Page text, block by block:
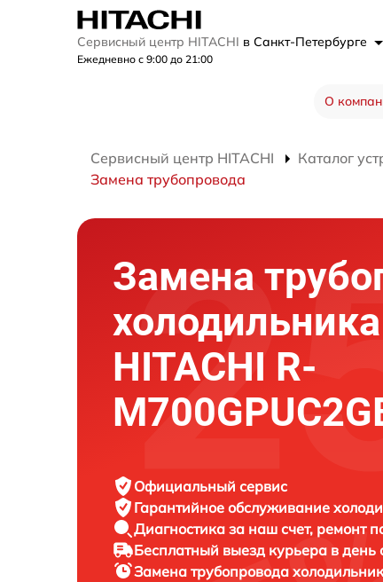
Сервисный центр HITACHI в Санкт-Петербурге
Ежедневно с 9:00 до 21:00
О
Сервисный центр HITACHI Каталог
Замена трубопровода
Замена
холодильника
HITACHI R-
Официальный сервис
Гарантийное обслуживание
Диагностика за наш счет, ремонт
Бесплатный выезд курьера в день
Замена трубопровода